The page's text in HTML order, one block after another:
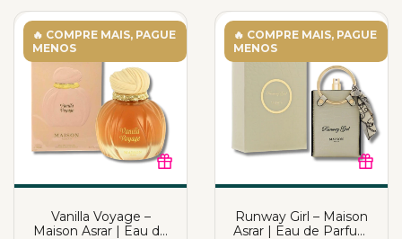
🔥 COMPRE MAIS, PAGUE
MENOS
Vanilla Voyage –
Maison Asrar | Eau de
🔥 COMPRE MAIS, PAGUE
MENOS
Runway Girl – Maison
Asrar | Eau de Parfum